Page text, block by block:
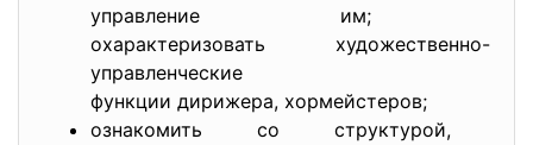
управление им;
охарактеризовать художественно-
управленческие
функции дирижера, хормейстеров;
ознакомить со структурой,